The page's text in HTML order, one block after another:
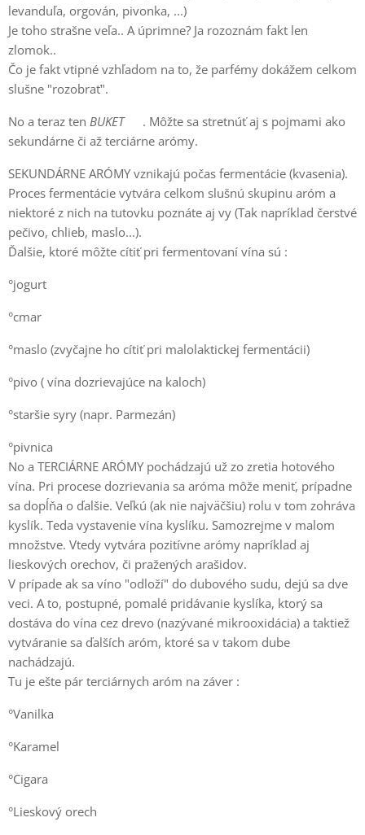
levanduľa, orgován, pivonka, ...)
Je toho strašne veľa.. A úprimne? Ja rozoznám fakt len
zlomok..
Čo je fakt vtipné vzhľadom na to, že parfémy dokážem celkom
slušne "rozobrať".
No a teraz ten BUKET😏. Môžte sa stretnúť aj s pojmami ako
sekundárne či až terciárne arómy.
SEKUNDÁRNE ARÓMY vznikajú počas fermentácie (kvasenia).
Proces fermentácie vytvára celkom slušnú skupinu aróm a
niektoré z nich na tutovku poznáte aj vy (Tak napríklad čerstvé
pečivo, chlieb, maslo...).
Ďalšie, ktoré môžte cítiť pri fermentovaní vína sú :
°jogurt
°cmar
°maslo (zvyčajne ho cítiť pri malolaktickej fermentácii)
°pivo ( vína dozrievajúce na kaloch)
°staršie syry (napr. Parmezán)
°pivnica
No a TERCIÁRNE ARÓMY pochádzajú už zo zretia hotového
vína. Pri procese dozrievania sa aróma môže meniť, prípadne
sa dopĺňa o ďalšie. Veľkú (ak nie najväčšiu) rolu v tom zohráva
kyslík. Teda vystavenie vína kyslíku. Samozrejme v malom
množstve. Vtedy vytvára pozitívne arómy napríklad aj
lieskových orechov, či pražených arašidov.
V prípade ak sa víno "odloží" do dubového sudu, dejú sa dve
veci. A to, postupné, pomalé pridávanie kyslíka, ktorý sa
dostáva do vína cez drevo (nazývané mikrooxidácia) a taktiež
vytváranie sa ďalších aróm, ktoré sa v takom dube
nachádzajú.
Tu je ešte pár terciárnych aróm na záver :
°Vanilka
°Karamel
°Cigara
°Lieskový orech